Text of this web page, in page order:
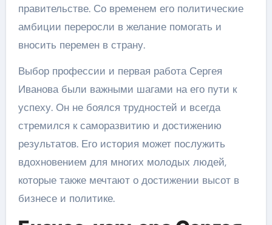
правительстве. Со временем его политические
амбиции переросли в желание помогать и
вносить перемен в страну.
Выбор профессии и первая работа Сергея
Иванова были важными шагами на его пути к
успеху. Он не боялся трудностей и всегда
стремился к саморазвитию и достижению
результатов. Его история может послужить
вдохновением для многих молодых людей,
которые также мечтают о достижении высот в
бизнесе и политике.